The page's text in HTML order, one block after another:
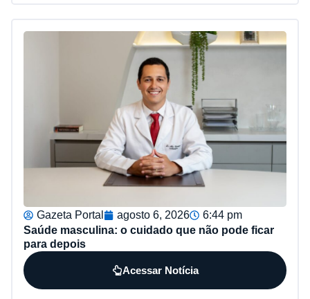
Gazeta Portal agosto 6, 2026
6:44 pm
Saúde masculina: o cuidado que não pode ficar
para depois
Acessar Notícia